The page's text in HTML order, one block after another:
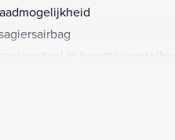
in hoogte verstelbaar